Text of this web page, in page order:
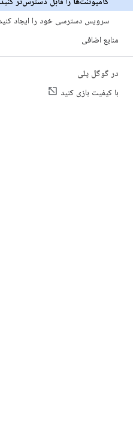
سرویس دسترسی خود را ایجاد
منابع اضافی
در گوگل پلی
با کیفیت بازی کنید